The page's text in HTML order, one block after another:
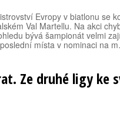
Evropy v biatlonu se
Val Martellu. Na akci
bývá šampionát velmi
místa v nominaci na
Ze druhé ligy ke